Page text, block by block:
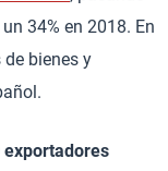
34% en 2018. En
bienes y
exportadores